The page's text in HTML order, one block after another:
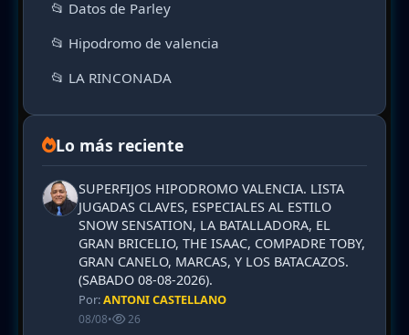
📂 Datos de Parley
📂 Hipodromo de valencia
📂 LA RINCONADA
Lo más reciente
SUPERFIJOS HIPODROMO VALENCIA. LISTA
JUGADAS CLAVES, ESPECIALES AL ESTILO
SNOW SENSATION, LA BATALLADORA, EL
GRAN BRICELIO, THE ISAAC, COMPADRE TOBY,
GRAN CANELO, MARCAS, Y LOS BATACAZOS.
(SABADO 08-08-2026).
Por:ANTONI CASTELLANO
08/08• 26